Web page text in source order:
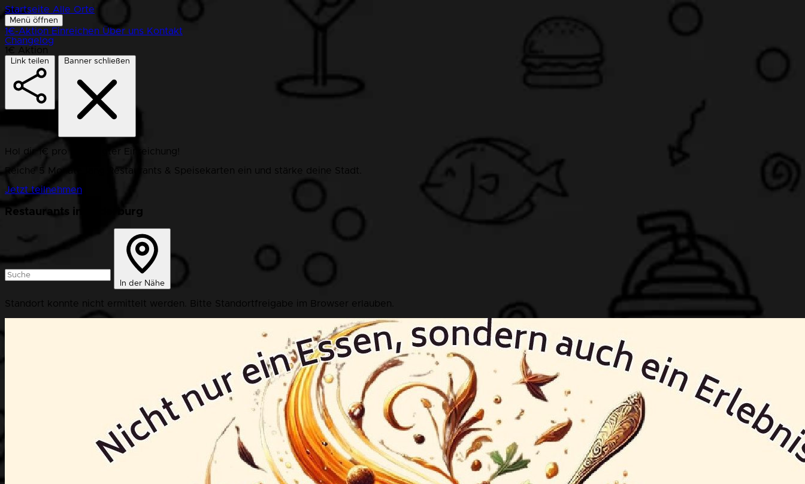
Startseite Alle Orte
Menü öffnen
1€-Aktion Einreichen Über uns Kontakt
Changelog
1€ Aktion
Link teilen Banner schließen
Hol dir 1€ pro bestätigter Einreichung!
Reiche 5 Monate lang Restaurants & Speisekarten ein und stärke deine Stadt.
Jetzt teilnehmen
Restaurants in Suderburg
In der Nähe
Standort konnte nicht ermittelt werden. Bitte Standortfreigabe im Browser erlauben.